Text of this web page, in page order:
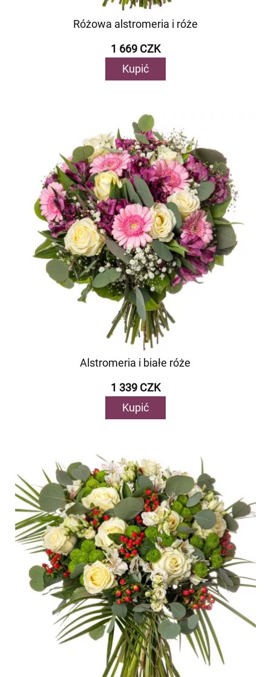
Różowa alstromeria i róże
1 669 CZK
Kupić
Alstromeria i białe róże
1 339 CZK
Kupić